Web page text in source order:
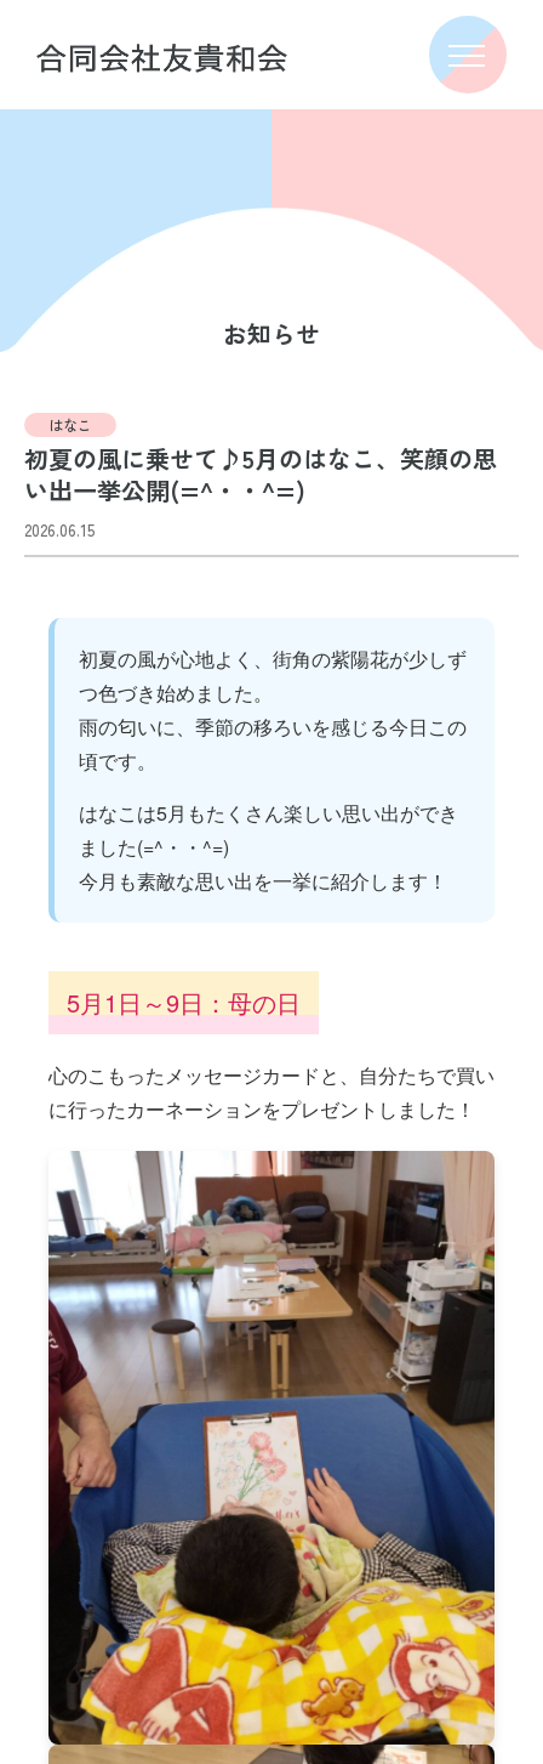
お知らせ
はなこ
初夏の風に乗せて♪5月のはなこ、笑顔の思
い出一挙公開(=^・・^=)
2026.06.15
初夏の風が心地よく、街角の紫陽花が少しず
つ色づき始めました。
雨の匂いに、季節の移ろいを感じる今日この
頃です。
はなこは5月もたくさん楽しい思い出ができ
ました(=^・・^=)
今月も素敵な思い出を一挙に紹介します！
5月1日～9日：母の日
心のこもったメッセージカードと、自分たちで買い
に行ったカーネーションをプレゼントしました！